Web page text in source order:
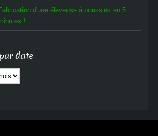
d'une éleveuse à poussins en 5
!
date